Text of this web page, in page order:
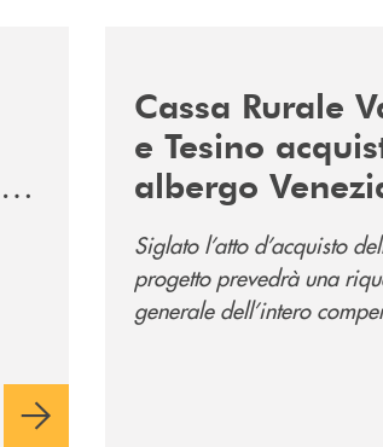
Cassa Rurale
e Tesino
albergo
il nuovo polo
direzionale
e al servizio
Siglato l’atto d’acquisto
progetto prevedrà una
generale dell’intero